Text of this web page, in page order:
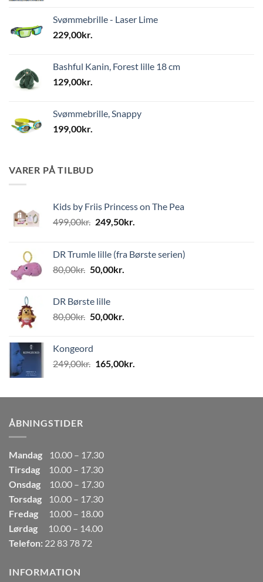
Svømmebrille - Laser Lime
229,00kr.
Bashful Kanin, Forest lille 18 cm
129,00kr.
Svømmebrille, Snappy
199,00kr.
VARER PÅ TILBUD
Kids by Friis Princess on The Pea
499,00kr. Den
var:
499,00kr..
249,50kr.
er:
DR Trumle lille (fra Børste serien)
80,00kr. Den
var:
80,00kr..
50,00kr.
50,00kr..
DR Børste lille
80,00kr. Den
var:
80,00kr..
50,00kr.
50,00kr..
Kongeord
249,00kr. Den
var:
165,00kr.
er:
ÅBNINGSTIDER
Mandag
10.00 – 17.30
Tirsdag
10.00 – 17.30
Onsdag
10.00 – 17.30
Torsdag
10.00 – 17.30
Fredag
10.00 – 18.00
Lørdag
10.00 – 14.00
Telefon: 22 83 78 72
INFORMATION